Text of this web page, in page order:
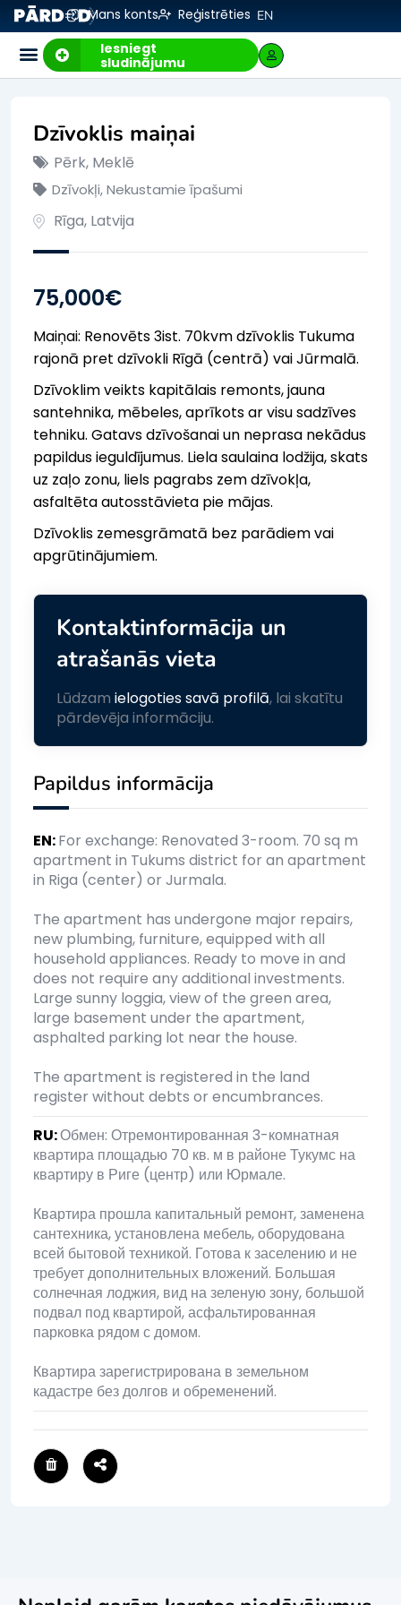
Mans konts Reģistrēties EN
Iesniegt
sludinājumu
Dzīvoklis maiņai
Pērk, Meklē
Dzīvokļi,Nekustamie īpašumi
Rīga, Latvija
75,000€
Maiņai: Renovēts 3ist. 70kvm dzīvoklis Tukuma
rajonā pret dzīvokli Rīgā (centrā) vai Jūrmalā.
Dzīvoklim veikts kapitālais remonts, jauna
santehnika, mēbeles, aprīkots ar visu sadzīves
tehniku. Gatavs dzīvošanai un neprasa nekādus
papildus ieguldījumus. Liela saulaina lodžija, skats
uz zaļo zonu, liels pagrabs zem dzīvokļa,
asfaltēta autosstāvieta pie mājas.
Dzīvoklis zemesgrāmatā bez parādiem vai
apgrūtinājumiem.
Kontaktinformācija un
atrašanās vieta
Lūdzam ielogoties savā profilā, lai skatītu
pārdevēja informāciju.
Papildus informācija
EN:For exchange: Renovated 3-room. 70 sq m
apartment in Tukums district for an apartment
in Riga (center) or Jurmala.
The apartment has undergone major repairs,
new plumbing, furniture, equipped with all
household appliances. Ready to move in and
does not require any additional investments.
Large sunny loggia, view of the green area,
large basement under the apartment,
asphalted parking lot near the house.
The apartment is registered in the land
register without debts or encumbrances.
RU:Обмен: Отремонтированная 3-комнатная
квартира площадью 70 кв. м в районе Тукумс на
квартиру в Риге (центр) или Юрмале.
Квартира прошла капитальный ремонт, заменена
сантехника, установлена ​​мебель, оборудована
всей бытовой техникой. Готова к заселению и не
требует дополнительных вложений. Большая
солнечная лоджия, вид на зеленую зону, большой
подвал под квартирой, асфальтированная
парковка рядом с домом.
Квартира зарегистрирована в земельном
кадастре без долгов и обременений.